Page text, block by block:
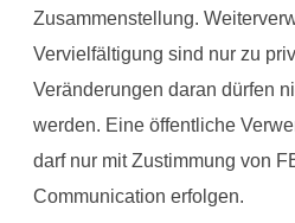
Zusammenstellung.
Vervielfältigung sind nur zu
Veränderungen daran dürfen
werden. Eine öffentliche
darf nur mit Zustimmung von
Communication erfolgen.